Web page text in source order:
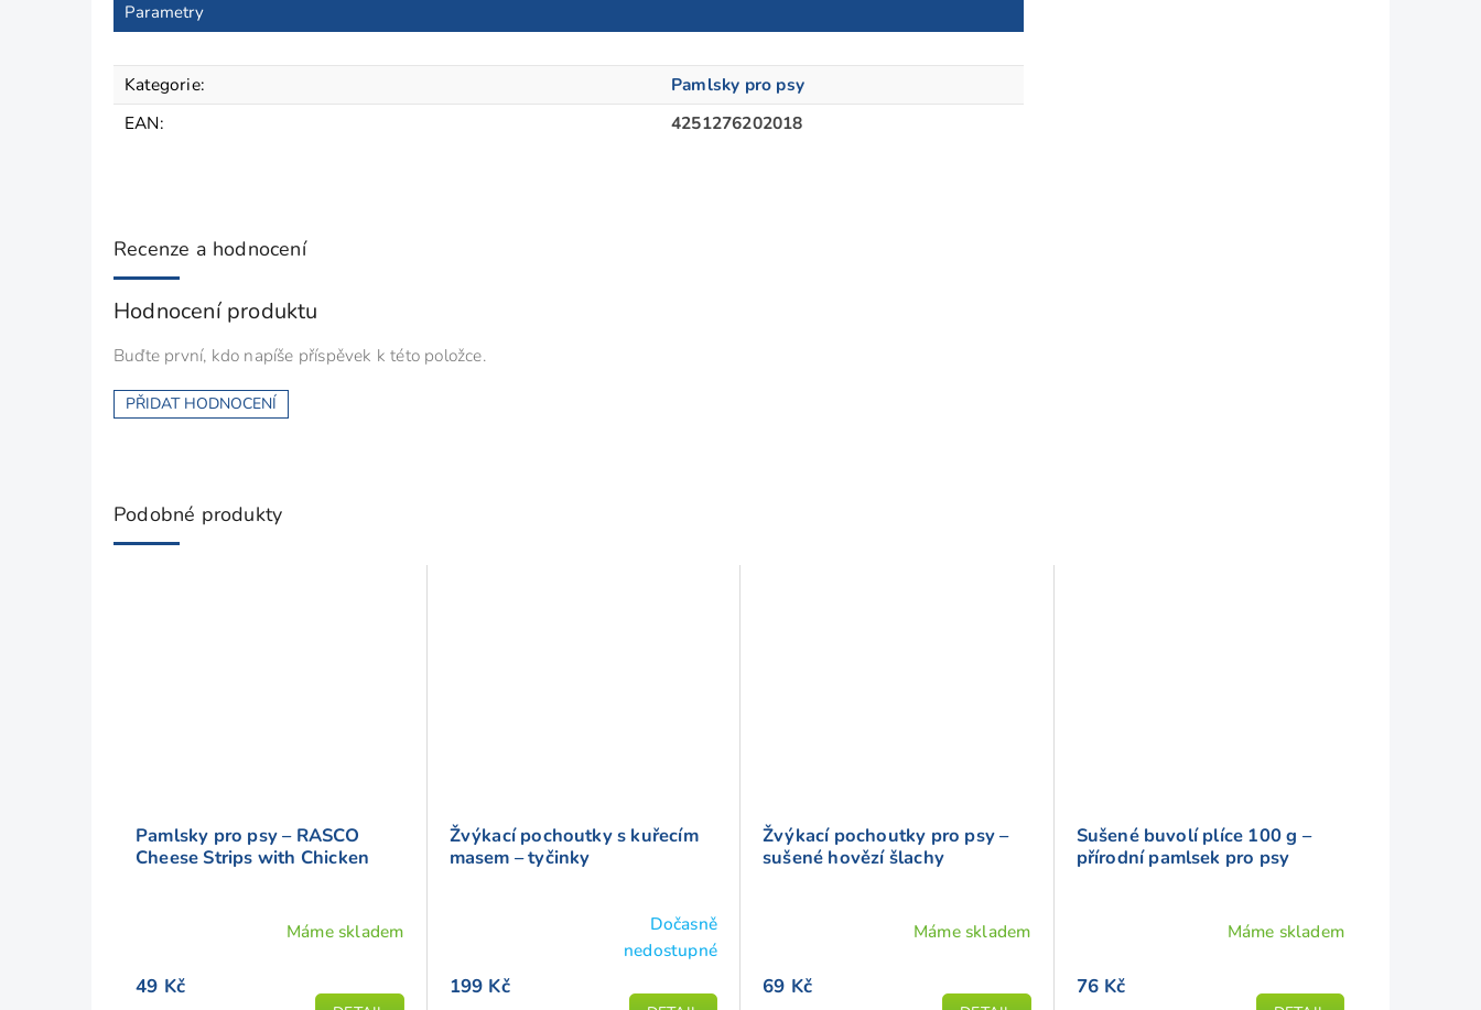
Parametry
Kategorie:
Pamlsky pro psy
EAN: 4251276202018
Recenze a hodnocení
Hodnocení produktu
Buďte první, kdo napíše příspěvek k této položce.
PŘIDAT HODNOCENÍ
Podobné produkty
Pamlsky pro psy – RASCO
Cheese Strips with Chicken
Máme skladem
49 Kč
Žvýkací pochoutky s kuřecím
masem – tyčinky
produktu
Dočasně
nedostupné
199 Kč
Žvýkací pochoutky pro psy –
sušené hovězí šlachy
Máme skladem
69 Kč
Sušené buvolí plíce 100 g –
přírodní pamlsek pro psy
Máme skladem
76 Kč